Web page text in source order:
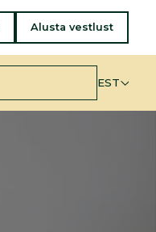
Alusta vestlust
EST